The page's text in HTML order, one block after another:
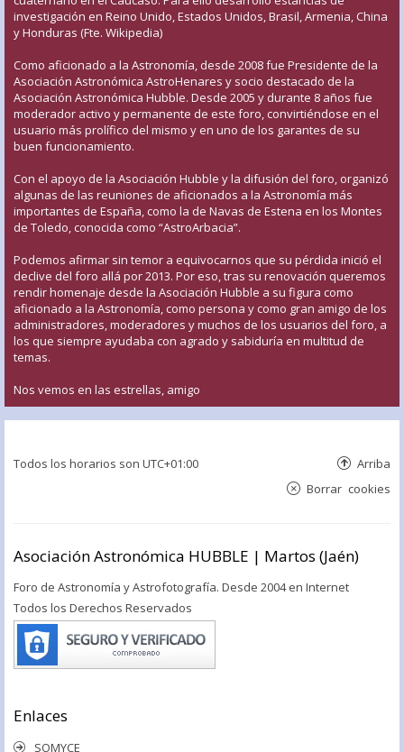
investigación en Reino Unido, Estados Unidos, Brasil, Armenia, China
y Honduras (Fte. Wikipedia)
Como aficionado a la Astronomía, desde 2008 fue Presidente de la
Asociación Astronómica AstroHenares y socio destacado de la
Asociación Astronómica Hubble. Desde 2005 y durante 8 años fue
moderador activo y permanente de este foro, convirtiéndose en el
usuario más prolífico del mismo y en uno de los garantes de su
buen funcionamiento.
Con el apoyo de la Asociación Hubble y la difusión del foro, organizó
algunas de las reuniones de aficionados a la Astronomía más
importantes de España, como la de Navas de Estena en los Montes
de Toledo, conocida como “AstroArbacia”.
Podemos afirmar sin temor a equivocarnos que su pérdida inició el
declive del foro allá por 2013. Por eso, tras su renovación queremos
rendir homenaje desde la Asociación Hubble a su figura como
aficionado a la Astronomía, como persona y como gran amigo de los
administradores, moderadores y muchos de los usuarios del foro, a
los que siempre ayudaba con agrado y sabiduría en multitud de
temas.
Nos vemos en las estrellas, amigo
Todos los horarios son UTC+01:00 Arriba
Borrar cookies
Asociación Astronómica HUBBLE | Martos (Jaén)
Foro de Astronomía y Astrofotografía. Desde 2004 en Internet
Todos los Derechos Reservados
Enlaces
SOMYCE